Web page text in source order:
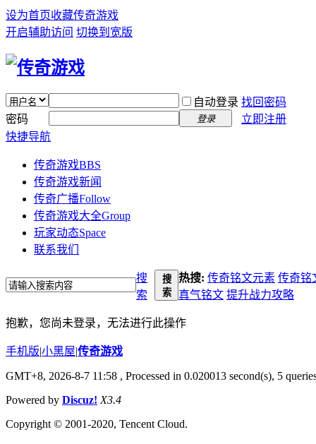
设为首页收藏传奇游戏
开启辅助访问 切换到宽版
自动登录 找回密码
密码
登录
立即注册
快捷导航
传奇游戏BBS
传奇游戏新闻
传奇广播Follow
传奇游戏大全Group
玩家动态Space
联系我们
搜
索
搜
索
热搜: 传奇铭文元素 传奇铭
真气铭文 提升战力攻略
抱歉，您尚未登录，无法进行此操作
手机版|小黑屋|传奇游戏
GMT+8, 2026-8-7 11:58 , Processed in 0.020013 second(s), 5
Powered by Discuz! X3.4
Copyright © 2001-2020, Tencent Cloud.